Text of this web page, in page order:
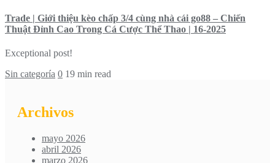
Trade | Giới thiệu kèo chấp 3/4 cùng nhà cái go88 – Chiến
Thuật Đỉnh Cao Trong Cá Cược Thể Thao | 16-2025
Exceptional post!
Sin categoría 0 19 min read
Archivos
mayo 2026
abril 2026
marzo 2026